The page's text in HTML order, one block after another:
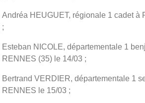
Andréa HEUGUET, régionale 1 cadet à
;
Esteban NICOLE, départementale 1
RENNES (35) le 14/03 ;
Bertrand VERDIER, départementale 1
RENNES le 15/03 ;